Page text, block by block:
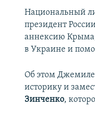
Национальный
президент
аннексию Крыма,
в Украине и
Об этом
историку и
Зинченко,